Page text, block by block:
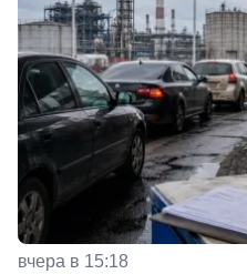
вчера в 15:18